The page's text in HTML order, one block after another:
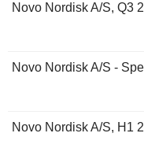
Novo Nordisk A/S, Q3
Novo Nordisk A/S -
Novo Nordisk A/S, H1